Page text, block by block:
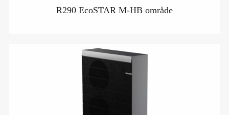
R290 EcoSTAR M-HB område